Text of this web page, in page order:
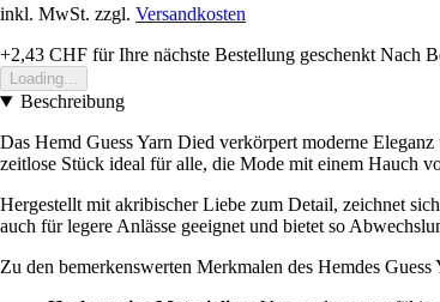
inkl. MwSt. zzgl. Versandkosten
+2,43 CHF für Ihre nächste Bestellung geschenkt Nach
Loading...
Beschreibung
Das Hemd Guess Yarn Died verkörpert moderne
zeitlose Stück ideal für alle, die Mode mit einem Hauch
Hergestellt mit akribischer Liebe zum Detail, zeichnet
auch für legere Anlässe geeignet und bietet so
Zu den bemerkenswerten Merkmalen des Hemdes Guess